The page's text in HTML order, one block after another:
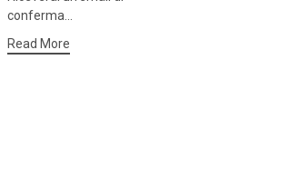
conferma...
Read More